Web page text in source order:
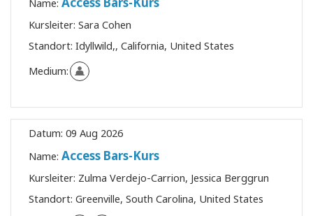
Name:
Kursleiter: Sara Cohen
Standort: Idyllwild,, California, United States
Medium:
Datum: 09 Aug 2026
Name: Access Bars-Kurs
Kursleiter: Zulma Verdejo-Carrion, Jessica Berggrun
Standort: Greenville, South Carolina, United States